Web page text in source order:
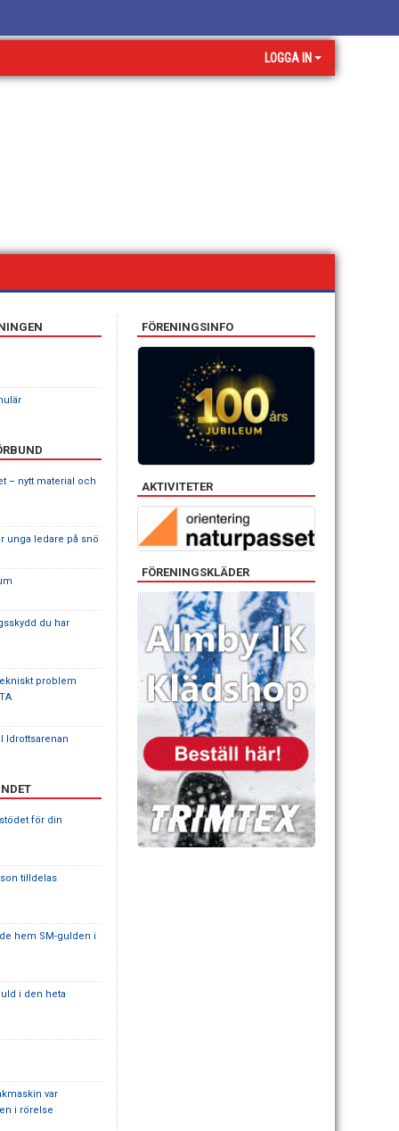
LOGGA IN
– nytt material och
unga ledare på snö
du har
problem
Idrottsarenan
för din
tilldelas
hem SM-gulden i
i den heta
var
i rörelse
FÖRENINGSINFO
AKTIVITETER
FÖRENINGSKLÄDER